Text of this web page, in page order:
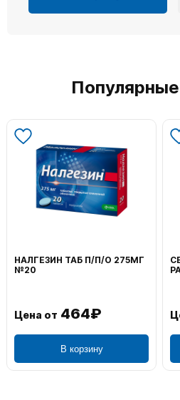
НАЛГЕЗИН ТАБ П/П/О 275МГ
№20
Цена от 464₽
В корзину